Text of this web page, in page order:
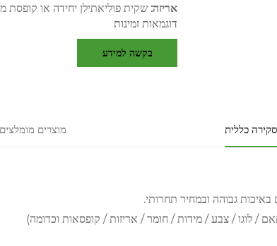
אריזה: שקית פוליאתילן יחידה או קופסת
דוגמאות זמינות
בקשה למידע
סקירה כללית מוצרים מומלצים
באיכות גבוהה ובמחיר תחרותי.
/ לוגו / צבע / מידות / חומר / אריזות / קופסאות וכדומה)